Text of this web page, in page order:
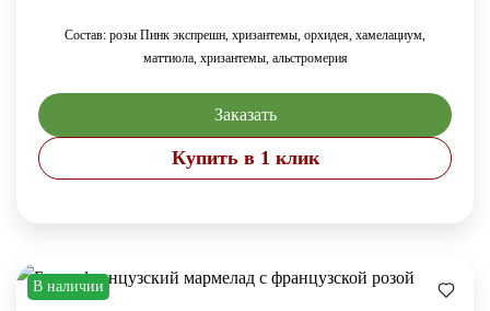
Состав: розы Пинк экспрешн, хризантемы, орхидея, хамелациум,
маттиола, хризантемы, альстромерия
Заказать
Купить в 1 клик
В наличии